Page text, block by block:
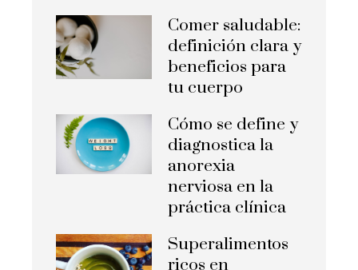
Comer saludable:
definición clara y
beneficios para
tu cuerpo
Cómo se define y
diagnostica la
anorexia
nerviosa en la
práctica clínica
Superalimentos
ricos en